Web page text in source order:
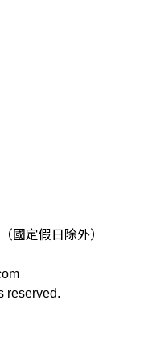
國定假日除外）
reserved.